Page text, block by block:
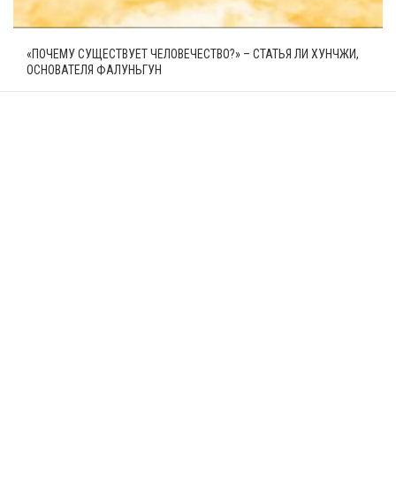
«ПОЧЕМУ СУЩЕСТВУЕТ ЧЕЛОВЕЧЕСТВО?» – СТАТЬЯ ЛИ ХУНЧЖИ,
ОСНОВАТЕЛЯ ФАЛУНЬГУН